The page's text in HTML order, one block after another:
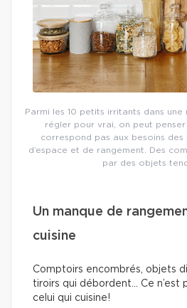
Parmi les 10 petits irritants dans
régler pour vrai, on peut penser
correspond pas aux besoins des
d’espace et de rangement. Des
par des objets
Un manque de
cuisine
Comptoirs encombrés, objets
tiroirs qui débordent… Ce n’est
celui qui cuisine!